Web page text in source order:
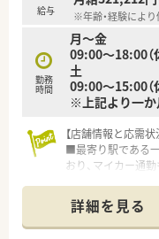
【こんな方にオスス
■ワークライフバ
たい方に最適です。
■自身の努力や貢
れる職場を求めて
■幅広い業務経験
を目指したい方に
給与 ※年齢・経験により
勤務
時間
月〜金
09:00〜18:00（
土
09:00〜15:00（
※上記より一か
【店舗情報と応需状
■最寄り駅である
おり、マイカー通勤
から幅広く応需して
■薬剤師は常勤と
4名在籍し協力して
詳細を見る